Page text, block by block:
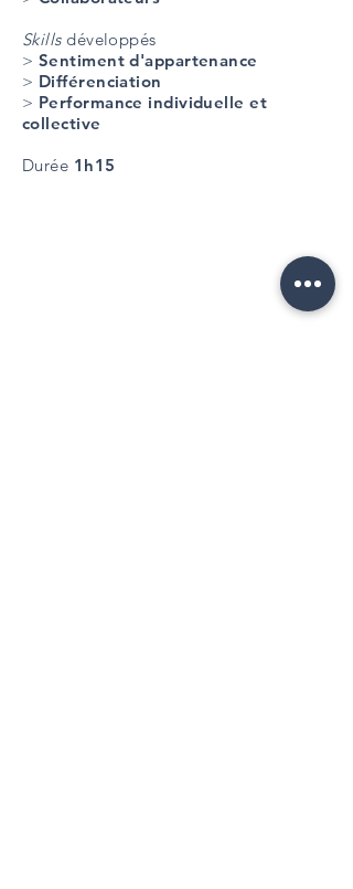
Skillsdéveloppés
> Sentiment d'appartenance
> Différenciation
> Performance individuelle et
collective
Durée 1h15
organisation est unique et que les
questions qui la traversent lui sont
propres, nous pouvons créer des
conférences sur mesure. Racontez-vous